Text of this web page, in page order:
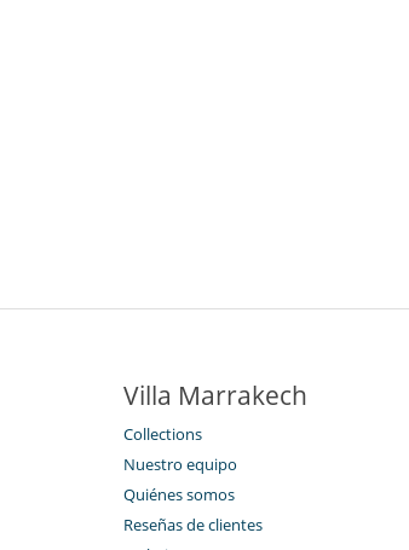
Villa Marrakech
Collections
Nuestro equipo
Quiénes somos
Reseñas de clientes